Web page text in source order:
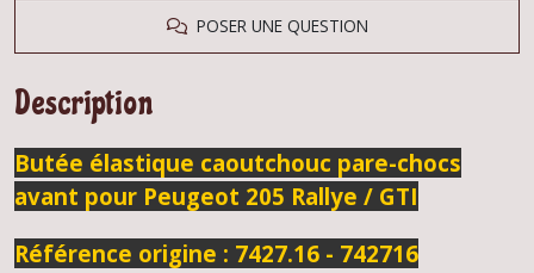
POSER UNE QUESTION
Description
Butée élastique caoutchouc pare-chocs
avant pour Peugeot 205 Rallye / GTI
Référence origine : 7427.16 - 742716